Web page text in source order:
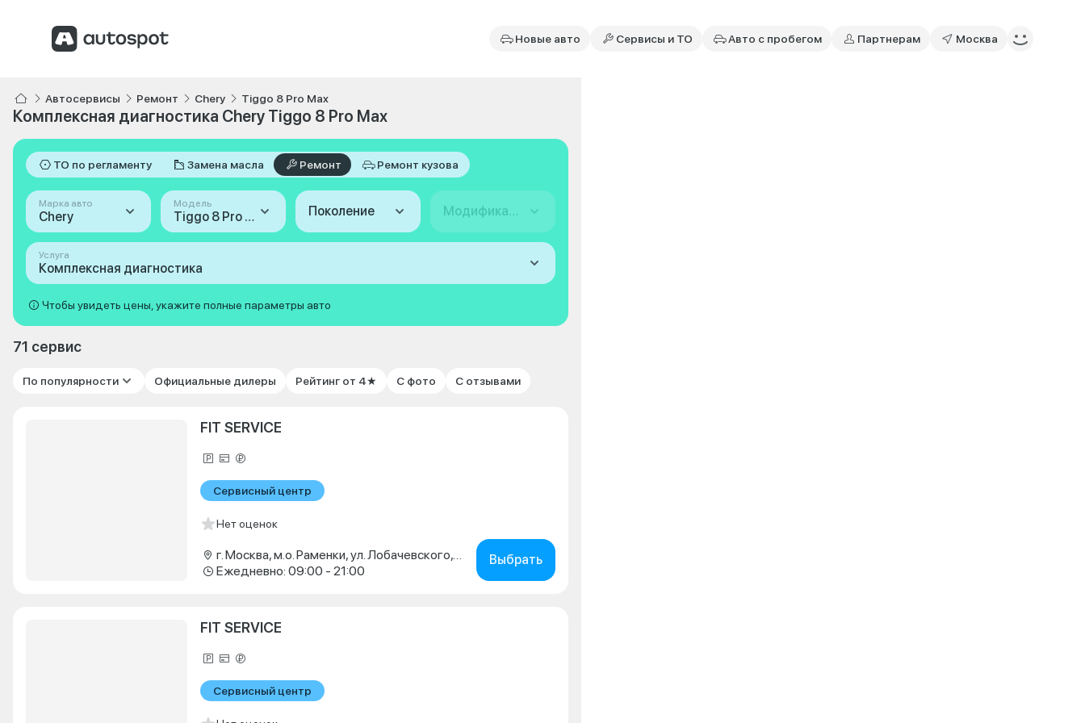
Новые авто Сервисы и ТО Авто с пробегом Партнерам Москва
Автосервисы Ремонт Chery Tiggo 8 Pro Max
Комплексная диагностика Chery Tiggo 8 Pro Max
ТО по регламенту Замена масла Ремонт Ремонт кузова
Марка авто
Chery
Модель
Tiggo 8 Pro Max Поколение Модификация
Услуга
Комплексная диагностика
Чтобы увидеть цены, укажите полные параметры авто
71 сервис
По популярности Официальные дилеры Рейтинг от 4★ С фото С отзывами
FIT SERVICE
Сервисный центр
Нет оценок
Ежедневно: 09:00 - 21:00
Выбрать
FIT SERVICE
Сервисный центр